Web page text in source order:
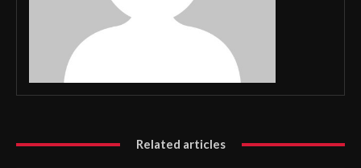
Related articles